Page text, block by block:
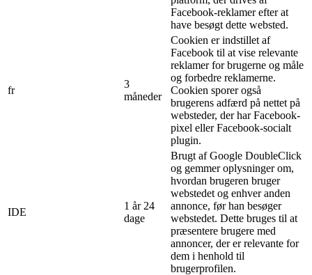
Facebook-reklamer efter at
have besøgt dette websted.
fr
3
måneder
Cookien er indstillet af
Facebook til at vise relevante
reklamer for brugerne og måle
og forbedre reklamerne.
Cookien sporer også
brugerens adfærd på nettet på
websteder, der har Facebook-
pixel eller Facebook-socialt
plugin.
IDE
1 år 24
dage
Brugt af Google DoubleClick
og gemmer oplysninger om,
hvordan brugeren bruger
webstedet og enhver anden
annonce, før han besøger
webstedet. Dette bruges til at
præsentere brugere med
annoncer, der er relevante for
dem i henhold til
brugerprofilen.